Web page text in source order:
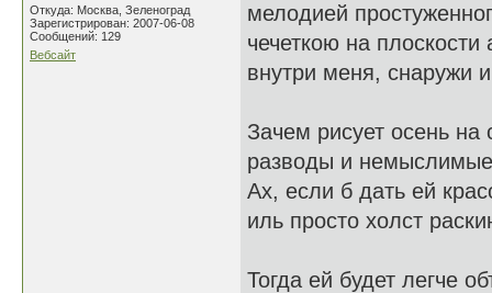
Откуда: Москва, Зеленоград
Зарегистрирован: 2007-06-08
Сообщений: 129
Вебсайт
мелодией
чечеткою на плоскости
внутри меня, снаружи
Зачем рисует осень на
разводы и
Ах, если б дать ей
иль просто холст
Тогда ей будет легче